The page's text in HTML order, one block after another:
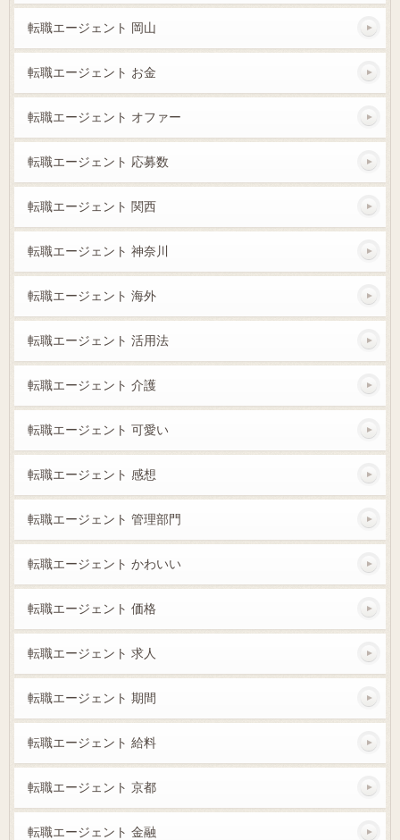
転職エージェント 岡山
転職エージェント お金
転職エージェント オファー
転職エージェント 応募数
転職エージェント 関西
転職エージェント 神奈川
転職エージェント 海外
転職エージェント 活用法
転職エージェント 介護
転職エージェント 可愛い
転職エージェント 感想
転職エージェント 管理部門
転職エージェント かわいい
転職エージェント 価格
転職エージェント 求人
転職エージェント 期間
転職エージェント 給料
転職エージェント 京都
転職エージェント 金融